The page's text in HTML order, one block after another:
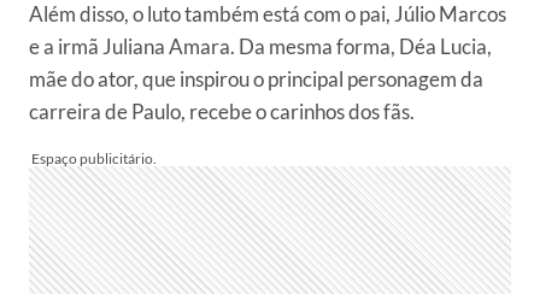
Além disso, o luto também está com o pai, Júlio Marcos
e a irmã Juliana Amara. Da mesma forma, Déa Lucia,
mãe do ator, que inspirou o principal personagem da
carreira de Paulo, recebe o carinhos dos fãs.